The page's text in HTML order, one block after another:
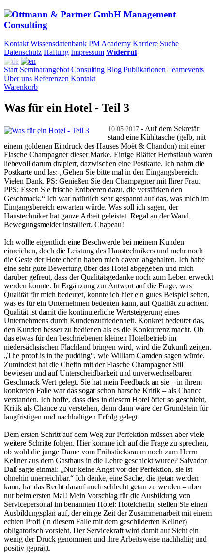
Kontakt Wissensdatenbank PM Academy Karriere Suche
Datenschutz Haftung Impressum Widerruf
Start Seminarangebot Consulting Blog Publikationen Teamevents
Über uns Referenzen Kontakt
Warenkorb
Was für ein Hotel - Teil 3
10.05.2017 - Auf dem Sekretär
stand eine Kühltasche (gelb, mit
einem goldenen Eindruck des Hauses Moët & Chandon) mit einer
Flasche Champagner dieser Marke. Einige Blätter Herbstlaub waren
liebevoll darum drapiert, dazwischen eine Postkarte. Ich nahm die
Postkarte und las: „Gehen Sie bitte mal in den Eingangsbereich.
Vielen Dank. PS: Genießen Sie den Champagner mit Ihrer Frau.
PPS: Essen Sie frische Erdbeeren dazu, die verstärken den
Geschmack.“ Ich war natürlich sehr gespannt auf das, was mich im
Eingangsbereich erwarten würde. Was soll ich sagen, der
Haustechniker hat ganze Arbeit geleistet. Regal an der Wand,
Bewegungsmelder installiert. Chapeau!
Ich wollte eigentlich eine Beschwerde bei meinem Kunden
einreichen, doch die Leistung des Haustechnikers und mehr noch
die Geste der Hotelchefin haben mich davon abgehalten. Ich habe
eine sehr gute Bewertung über das Hotel abgegeben und mich
darüber gefreut, dass der Qualitätsgedanke noch zum Leben erweckt
werden konnte. In Ergänzung zur Antwort auf die Frage, was
Qualität für mich bedeutet, konnte ich hier ein gutes Beispiel sehen,
was es für ein Unternehmen bedeuten kann, auf Qualität zu achten.
Qualität ist damit die kontinuierliche Wertsteigerung eines
Unternehmens durch Kundenzufriedenheit. Konkret bedeutet das,
den Kunden besser zu bedienen als es die Konkurrenz macht. Ob
das etwas für den beschriebenen kleinen Hotelbetrieb im
niedersächsischen Flachland bringen wird, wird die Zukunft zeigen.
„The proof is in the pudding“, wie William Camden sagen würde.
Zumindest hat die Chefin mit der Flasche Champagner Stil
bewiesen und auf Unterscheidbarkeit und unverwechselbaren
Geschmack Wert gelegt. Sie hat mein Feedback an sie – in ihrem
konkreten Falle war das sogar schon harsche Kritik – als Chance
verstanden. Ich hoffe, dass dies in diesem Hotel öfter so geschieht,
Kritik als Chance zu verstehen, denn dann wäre der Grundstein für
langfristigen und nachhaltigen Erfolg gelegt.
Dem ersten Schritt auf dem Weg zur Perfektion müssen aber viele
weitere Schritte folgen. Hier komme ich auf die Frage zu sprechen,
ob wohl die junge Dame vom Frühstücksraum noch zum Herrn
Kellner aus dem Gasthaus in die Lehre geschickt wurde? Salvador
Dalí sagte einmal: „Nur keine Angst vor der Perfektion, sie ist
ohnehin unerreichbar.“ Ich denke, eine Sache, die getan werden
kann, hat das Recht darauf auch schlecht getan zu werden – aber
nur beim ersten Mal! Mein Vorschlag für die Ausbildung von
Servicepersonal im benannten Hotel: Hotelchefin, stellen Sie einen
Ausbildungsplan auf, der einige Zeit der Zusammenarbeit mit einem
echten Profi (in diesem Falle mit dem geschilderten Kellner)
obligatorisch vorsieht. Der Servicekraft wird damit auf Sicht ein
wenig der Druck genommen und ihre Arbeitsweise nachhaltig und
positiv geprägt.